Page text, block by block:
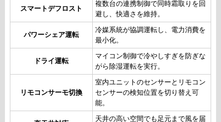
スマートデフロスト
複数台の連携制御で同時霜取りを回
避し、快適さを維持。
パワーシェア運転
冷媒系統が協調運転し、電力消費を
最小化。
ドライ運転
マイコン制御で冷やしすぎを防ぎな
がら除湿運転を実行。
リモコンサーモ切換
室内ユニットのセンサーとリモコン
センサーの検知位置を切り替え可
能。
天井の高い空間でも足元まで風を届